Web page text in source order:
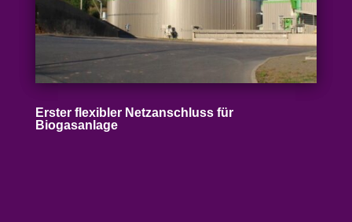
Erster flexibler Netz­an­schluss für
Biogasanlage